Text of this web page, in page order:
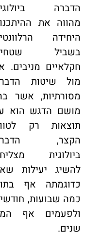
הדברה ביולוגית
מהווה את ההיתכנות
היחידה הרלוונטית
בשביל שטחים
חקלאיים מניבים. אל
מול שיטות הדברה
מסורתיות, אשר בהן
מושם הדגש הוא על
תוצאות רק לטווח
הקצר, הדברה
ביולוגית מצליחה
להשיג יעילות שאין
כדוגמתה אף בתום
כמה שבועות, חודשים
ולפעמים אף המון
שנים.